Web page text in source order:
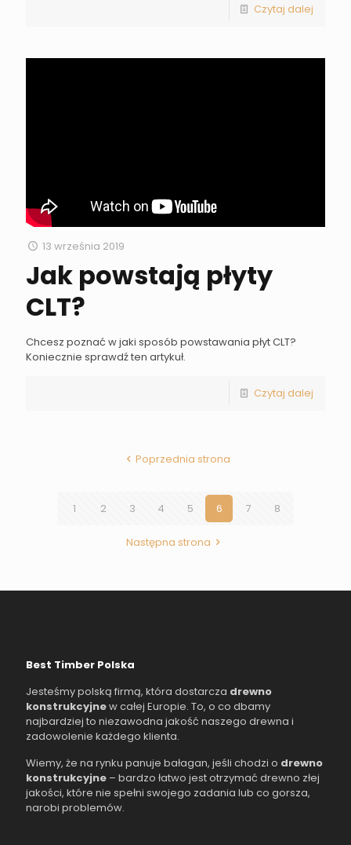
Czytaj dalej
13 września 2019
Jak powstają płyty
CLT?
Chcesz poznać w jaki sposób powstawania płyt CLT?
Koniecznie sprawdź ten artykuł.
Czytaj dalej
Poprzednia strona
1 2 3 4 5 6 7 8
Następna strona
Best Timber Polska
Jesteśmy polską firmą, która dostarcza drewno
konstrukcyjnew całej Europie. To, o co dbamy
najbardziej to niezawodna jakość naszego drewna i
zadowolenie każdego klienta.
Wiemy, że na rynku panuje bałagan, jeśli chodzi o drewno
konstrukcyjne – bardzo łatwo jest otrzymać drewno złej
jakości, które nie spełni swojego zadania lub co gorsza,
narobi problemów.